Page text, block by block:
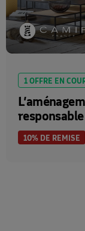
1 OFFRE EN
responsable
10% DE REMISE